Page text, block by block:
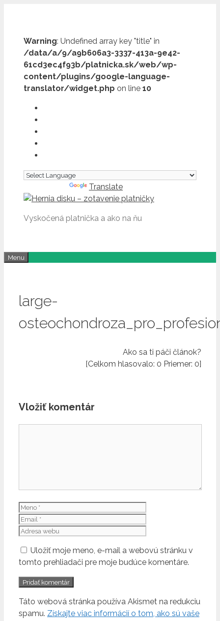
Warning: Undefined array key "title" in
/data/a/9/a9b606a3-3337-413a-9e42-
61cd3ec4f93b/platnicka.sk/web/wp-
content/plugins/google-language-
translator/widget.php on line 10
Translate
Vyskočená platnička a ako na ňu
Menu
large-
Ako sa ti páči článok?
[Celkom hlasovalo: 0 Priemer: 0]
Vložiť komentár
Meno
Uložiť moje meno, e-mail a webovú stránku v
tomto prehliadači pre moje budúce komentáre.
Táto webová stránka používa Akismet na redukciu
spamu. Získajte viac informácií o tom, ako sú vaše